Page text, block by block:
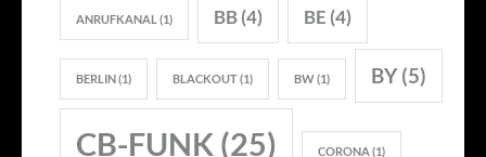
ANRUFKANAL (1) BB(4) BE (4)
BERLIN(1) BLACKOUT(1) BW(1) BY(5)
CB-FUNK (25) CORONA(1)